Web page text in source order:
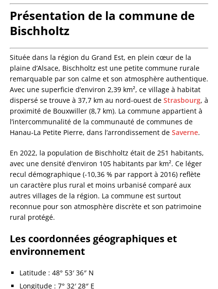
Présentation de la commune de
Bischholtz
Située dans la région du Grand Est, en plein cœur de la
plaine d’Alsace, Bischholtz est une petite commune rurale
remarquable par son calme et son atmosphère authentique.
Avec une superficie d’environ 2,39 km², ce village à habitat
dispersé se trouve à 37,7 km au nord-ouest de Strasbourg, à
proximité de Bouxwiller (8,7 km). La commune appartient à
l’intercommunalité de la communauté de communes de
Hanau-La Petite Pierre, dans l’arrondissement de Saverne.
En 2022, la population de Bischholtz était de 251 habitants,
avec une densité d’environ 105 habitants par km². Ce léger
recul démographique (-10,36 % par rapport à 2016) reflète
un caractère plus rural et moins urbanisé comparé aux
autres villages de la région. La commune est surtout
reconnue pour son atmosphère discrète et son patrimoine
rural protégé.
Les coordonnées géographiques et
environnement
Latitude : 48° 53′ 36″ N
Longitude : 7° 32′ 28″ E